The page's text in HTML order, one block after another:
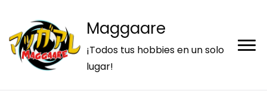
Maggaare
¡Todos tus hobbies en un solo
lugar!